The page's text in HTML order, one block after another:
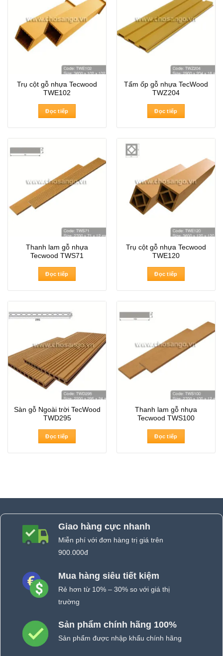
Trụ cột gỗ nhựa Tecwood
TWE102
Đọc tiếp
Tấm ốp gỗ nhựa TecWood
TWZ204
Đọc tiếp
Thanh lam gỗ nhựa
Tecwood TWS71
Đọc tiếp
Trụ cột gỗ nhựa Tecwood
TWE120
Đọc tiếp
Sàn gỗ Ngoài trời TecWood
TWD295
Đọc tiếp
Thanh lam gỗ nhựa
Tecwood TWS100
Đọc tiếp
Giao hàng cực nhanh
Miễn phí với đơn hàng trị giá trên
900.000đ
Mua hàng siêu tiết kiệm
Rẻ hơn từ 10% – 30% so với giá thị
trường
Sản phẩm chính hãng 100%
Sản phẩm được nhập khẩu chính hãng